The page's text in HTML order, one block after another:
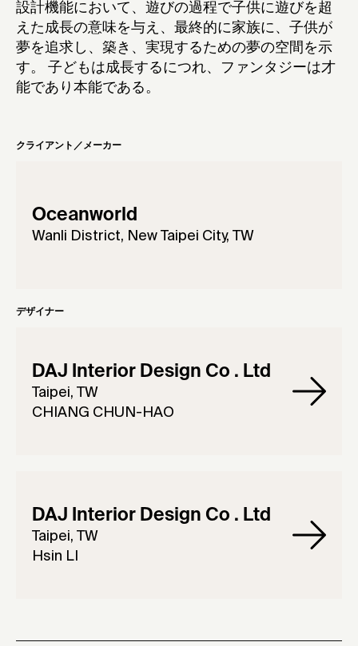
設計機能において、遊びの過程で子供に遊びを超
えた成長の意味を与え、最終的に家族に、子供が
夢を追求し、築き、実現するための夢の空間を示
す。 子どもは成長するにつれ、ファンタジーは才
能であり本能である。
クライアント／メーカー
Oceanworld
Wanli District, New Taipei City, TW
デザイナー
DAJ Interior Design Co . Ltd
Taipei, TW
CHIANG CHUN-HAO
DAJ Interior Design Co . Ltd
Taipei, TW
Hsin LI